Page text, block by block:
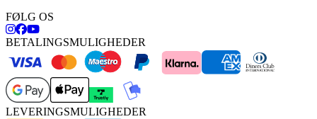
FØLG OS
BETALINGSMULIGHEDER
LEVERINGSMULIGHEDER